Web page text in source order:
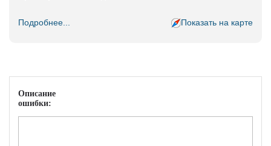
Подробнее... Показать на карте
Описание
ошибки: